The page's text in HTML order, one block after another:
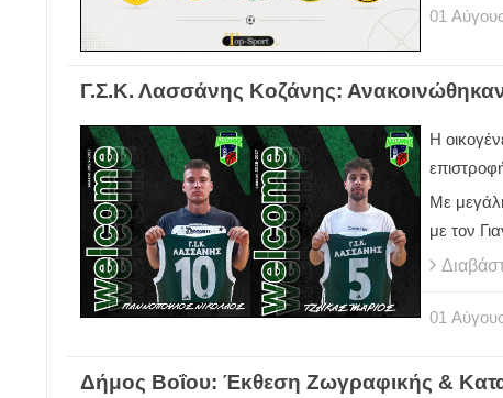
01
Γ.Σ.Κ. Λασσάνης Κοζάνης: Ανακοινώθηκαν
Η
Με
με τον
01
Δήμος Βοΐου: Έκθεση Ζωγραφικής &